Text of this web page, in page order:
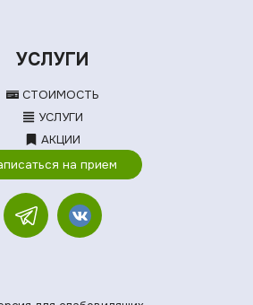
УСЛУГИ
СТОИМОСТЬ
УСЛУГИ
АКЦИИ
на прием